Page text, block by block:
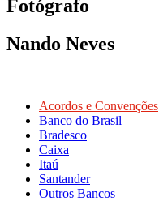
Fotógrafo
Nando Neves
Acordos e Convenções
Banco do Brasil
Bradesco
Caixa
Itaú
Santander
Outros Bancos